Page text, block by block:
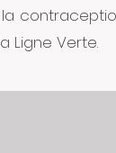
Ligne Verte.